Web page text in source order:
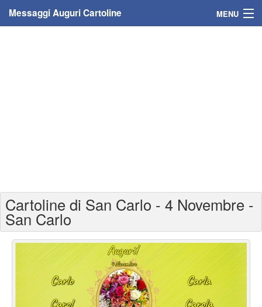
Messaggi Auguri Cartoline MENU
Cartoline auguri anni
Cartoline giorni anno
Cartoline giorni settimana
Cartoline di San Carlo - 4 Novembre -
San Carlo